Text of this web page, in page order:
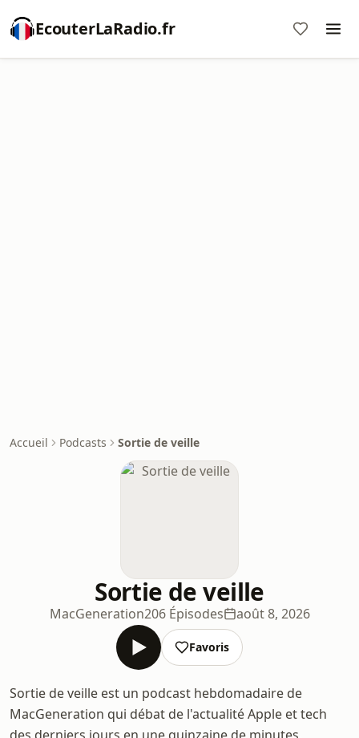
EcouterLaRadio.fr
Accueil Podcasts Sortie de veille
Sortie de veille
MacGeneration206 Épisodes août 8, 2026
Favoris
Sortie de veille est un podcast hebdomadaire de
MacGeneration qui débat de l'actualité Apple et tech